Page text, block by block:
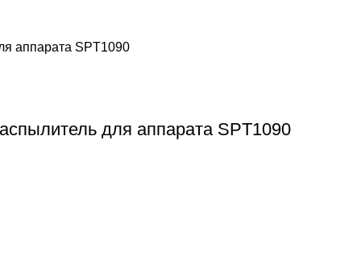
для аппарата SPT1090